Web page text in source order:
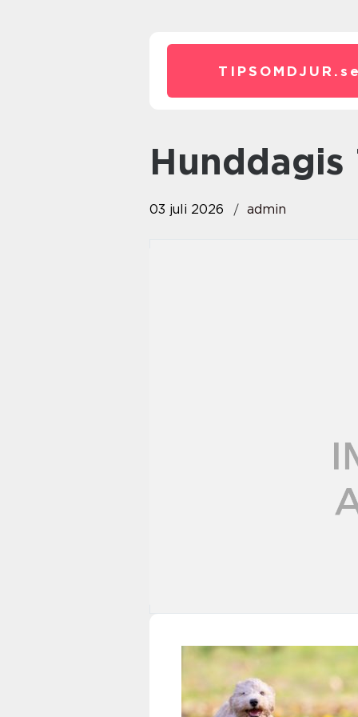
TIPSOMDJUR.
03 juli 2026 admin